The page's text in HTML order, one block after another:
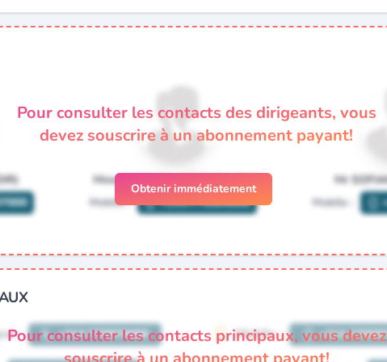
Pour consulter les contacts des dirigeants, vous
devez souscrire à un abonnement payant!
Obtenir immédiatement
Pour consulter les contacts principaux, vous devez